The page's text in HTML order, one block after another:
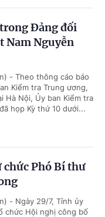
trong Đảng đối
Nam Nguyễn
- Theo thông cáo báo
Kiểm tra Trung ương,
Hà Nội, Ủy ban Kiểm tra
họp Kỳ thứ 10 dưới...
chức Phó Bí thư
- Ngày 29/7, Tỉnh ủy
chức Hội nghị công bố